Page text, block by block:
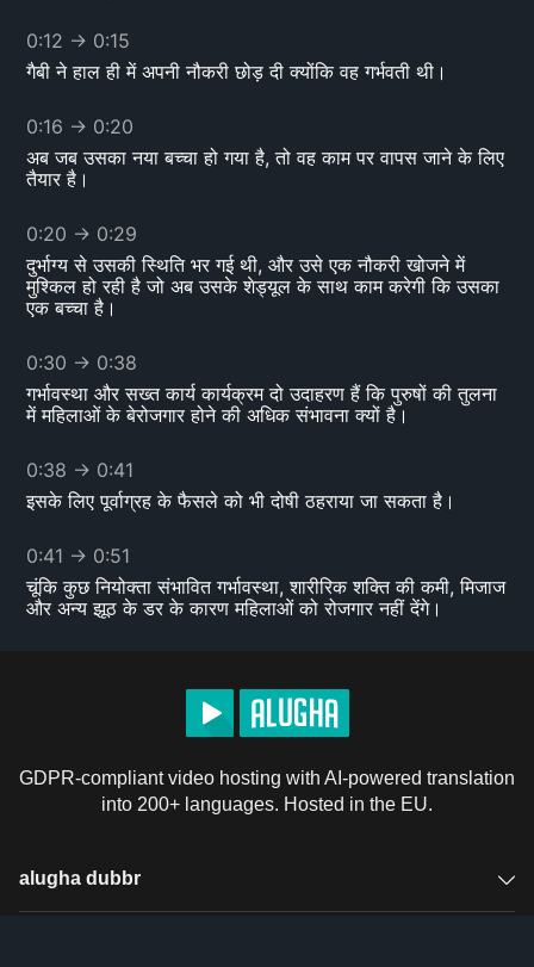
0:12 → 0:15
गैबी ने हाल ही में अपनी नौकरी छोड़ दी क्योंकि वह गर्भवती थी।
0:16 → 0:20
अब जब उसका नया बच्चा हो गया है, तो वह काम पर वापस जाने के लिए
तैयार है।
0:20 → 0:29
दुर्भाग्य से उसकी स्थिति भर गई थी, और उसे एक नौकरी खोजने में
मुश्किल हो रही है जो अब उसके शेड्यूल के साथ काम करेगी कि उसका
एक बच्चा है।
0:30 → 0:38
गर्भावस्था और सख्त कार्य कार्यक्रम दो उदाहरण हैं कि पुरुषों की तुलना
में महिलाओं के बेरोजगार होने की अधिक संभावना क्यों है।
0:38 → 0:41
इसके लिए पूर्वाग्रह के फैसले को भी दोषी ठहराया जा सकता है।
0:41 → 0:51
चूंकि कुछ नियोक्ता संभावित गर्भावस्था, शारीरिक शक्ति की कमी, मिजाज
और अन्य झूठ के डर के कारण महिलाओं को रोजगार नहीं देंगे।
गैबी और कई अन्य महिलाओं को नौकरियों से वंचित किया जा रहा है कि
वे अनुचित निर्णय के कारण योग्य हैं।
0:59→1:03
यह सुनिश्चित करने के लिए नियोक्ताओं पर निर्भर है कि परिवर्तन होता
1:05→1:09
समानता की दिशा में पहला कदम यह स्वीकार करना है कि असमानता
GDPR-compliant video hosting with AI-powered translation
into 200+ languages. Hosted in the EU.
alugha dubbr